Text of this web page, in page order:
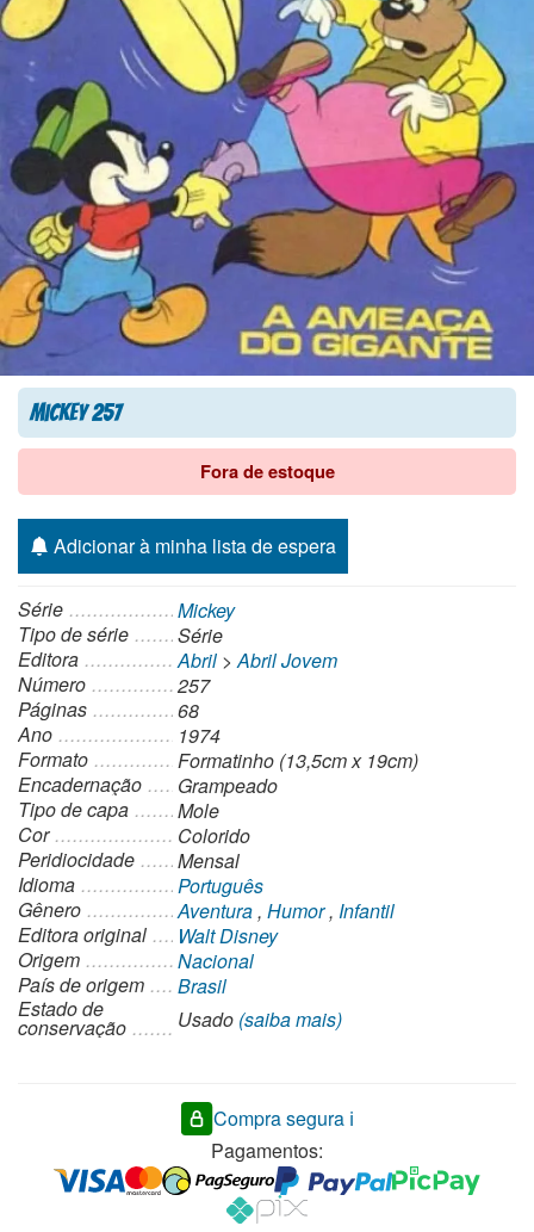
Mickey 257
Fora de estoque
Adicionar à minha lista de espera
Série
Mickey
Tipo de série
Série
Editora
Abril >Abril Jovem
Número
257
Páginas
68
Ano
1974
Formato
Formatinho (13,5cm x 19cm)
Encadernação
Grampeado
Tipo de capa
Mole
Cor
Colorido
Peridiocidade
Mensal
Idioma
Português
Gênero
Aventura, Humor, Infantil
Editora original
Walt Disney
Origem
Nacional
País de origem
Brasil
Estado de
conservação Usado (saiba mais)
Compra segura ℹ️
Pagamentos: